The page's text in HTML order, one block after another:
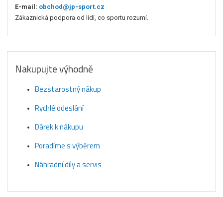
E-mail: obchod@jp-sport.cz
Zákaznická podpora od lidí, co sportu rozumí.
Nakupujte výhodně
Bezstarostný nákup
Rychlé odeslání
Dárek k nákupu
Poradíme s výběrem
Náhradní díly a servis